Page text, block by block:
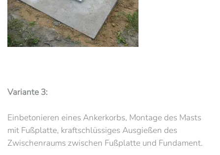
Variante 3:
Einbetonieren eines Ankerkorbs, Montage des Masts
mit Fußplatte, kraftschlüssiges Ausgießen des
Zwischenraums zwischen Fußplatte und Fundament.